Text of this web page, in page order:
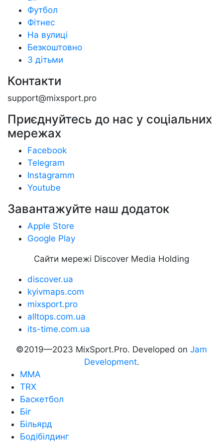
Футбол
Фітнес
На вулиці
Безкоштовно
З дітьми
Контакти
support@mixsport.pro
Приєднуйтесь до нас у соціальних
мережах
Facebook
Telegram
Instagramm
Youtube
Завантажуйте наш додаток
Apple Store
Google Play
Сайти мережі Discover Media Holding
discover.ua
kyivmaps.com
mixsport.pro
alltops.com.ua
its-time.com.ua
©2019—2023 MixSport.Pro. Developed on Jam
Development.
MMA
TRX
Баскетбол
Біг
Більярд
Бодібілдинг